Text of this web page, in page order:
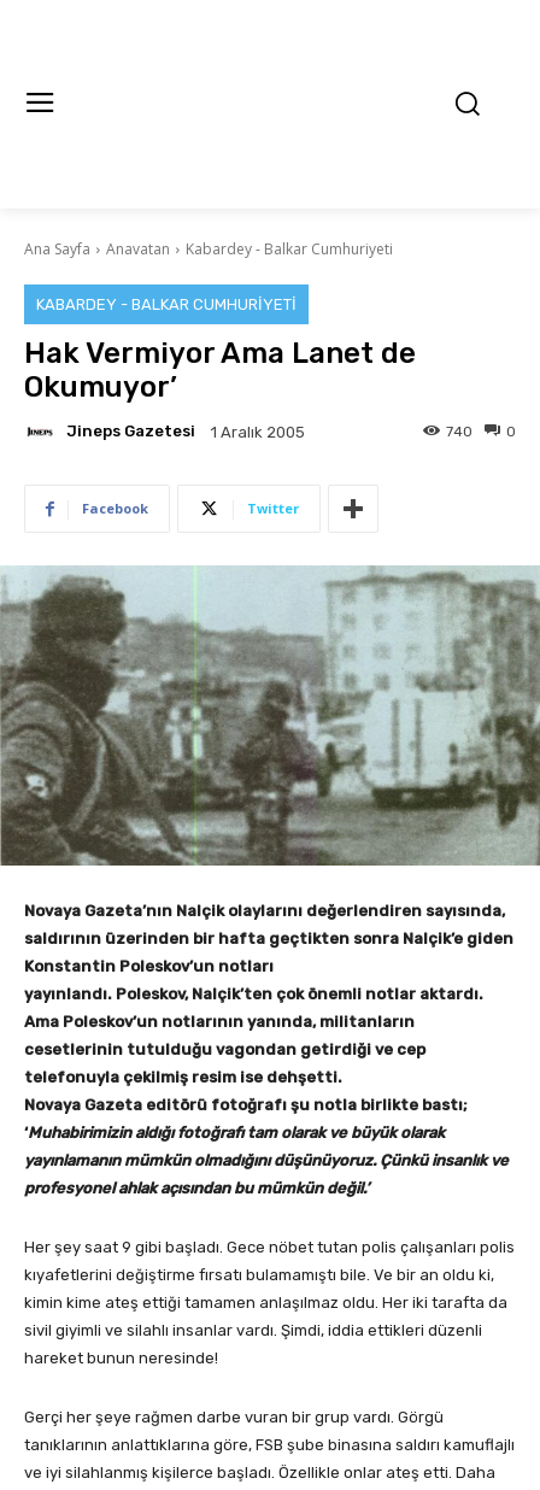
Ana Sayfa Anavatan Kabardey - Balkar Cumhuriyeti
KABARDEY - BALKAR CUMHURIYETI
Hak Vermiyor Ama Lanet de
Okumuyor’
Jineps Gazetesi 1 Aralık 2005 0
740
Facebook Twitter
Novaya Gazeta’nın Nalçik olaylarını değerlendiren sayısında,
saldırının üzerinden bir hafta geçtikten sonra Nalçik’e giden
Konstantin Poleskov’un notları
yayınlandı. Poleskov, Nalçik’ten çok önemli notlar aktardı.
Ama Poleskov’un notlarının yanında, militanların
cesetlerinin tutulduğu vagondan getirdiği ve cep
telefonuyla çekilmiş resim ise dehşetti.
Novaya Gazeta editörü fotoğrafı şu notla birlikte bastı;
‘Muhabirimizin aldığı fotoğrafı tam olarak ve büyük olarak
yayınlamanın mümkün olmadığını düşünüyoruz. Çünkü insanlık ve
profesyonel ahlak açısından bu mümkün değil.’
Her şey saat 9 gibi başladı. Gece nöbet tutan polis çalışanları polis
kıyafetlerini değiştirme fırsatı bulamamıştı bile. Ve bir an oldu ki,
kimin kime ateş ettiği tamamen anlaşılmaz oldu. Her iki tarafta da
sivil giyimli ve silahlı insanlar vardı. Şimdi, iddia ettikleri düzenli
hareket bunun neresinde!
Gerçi her şeye rağmen darbe vuran bir grup vardı. Görgü
tanıklarının anlattıklarına göre, FSB şube binasına saldırı kamuflajlı
ve iyi silahlanmış kişilerce başladı. Özellikle onlar ateş etti. Daha